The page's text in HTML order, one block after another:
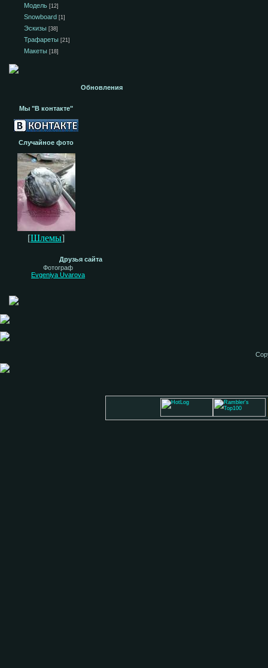
Модель [12]
Snowboard [1]
Эскизы [38]
Трафареты [21]
Макеты [18]
Обновления
Мы "В контакте"
Случайное фото
[Шлемы]
Друзья сайта
Фотограф
Evgeniya Uvarova